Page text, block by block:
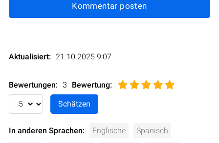
Kommentar posten
Aktualisiert: 21.10.2025 9:07
Bewertungen: 3 Bewertung:
In anderen Sprachen: Englische Spanisch